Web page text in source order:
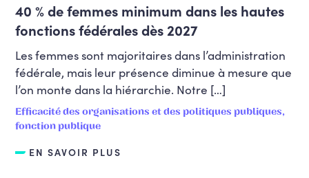
40 % de femmes minimum dans les hautes
fonctions fédérales dès 2027
Les femmes sont majoritaires dans l’administration
fédérale, mais leur présence diminue à mesure que
l’on monte dans la hiérarchie. Notre […]
Efficacité des organisations et des politiques publiques,
fonction publique
EN SAVOIR PLUS